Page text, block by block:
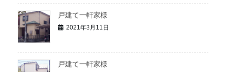
戸建て一軒家様
2021年3月11日
戸建て一軒家様